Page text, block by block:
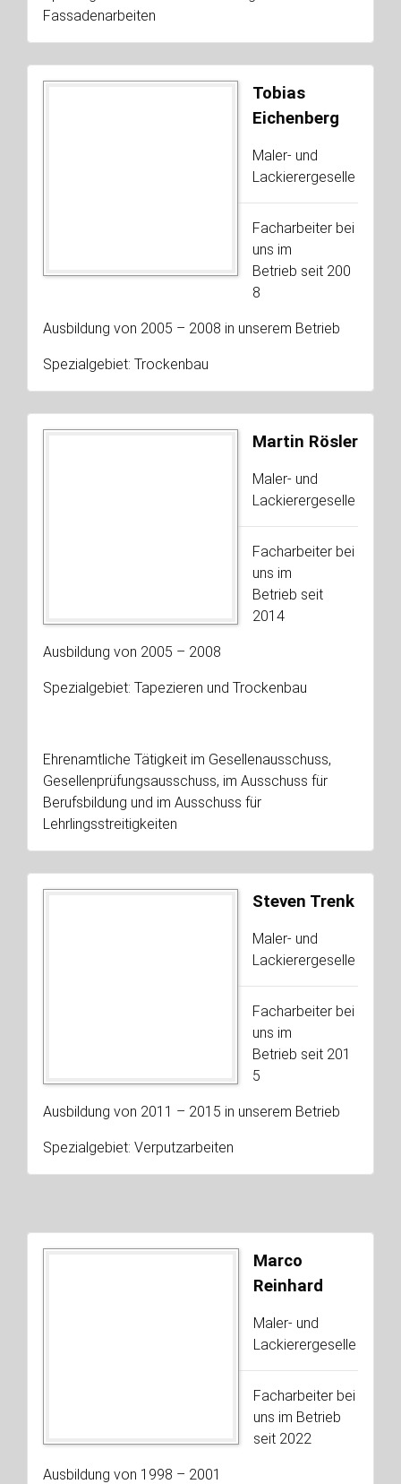
Fassadenarbeiten
Tobias
Eichenberg
Maler- und
Lackierergeselle
Facharbeiter bei
uns im
Betrieb seit 200
8
Ausbildung von 2005 – 2008 in unserem Betrieb
Spezialgebiet: Trockenbau
Martin Rösler
Maler- und
Lackierergeselle
Facharbeiter bei
uns im
Betrieb seit
2014
Ausbildung von 2005 – 2008
Spezialgebiet: Tapezieren und Trockenbau
Ehrenamtliche Tätigkeit im Gesellenausschuss,
Gesellenprüfungsausschuss, im Ausschuss für
Berufsbildung und im Ausschuss für
Lehrlingsstreitigkeiten
Steven Trenk
Maler- und
Lackierergeselle
Facharbeiter bei
uns im
Betrieb seit 201
5
Ausbildung von 2011 – 2015 in unserem Betrieb
Spezialgebiet: Verputzarbeiten
Marco
Reinhard
Maler- und
Lackierergeselle
Facharbeiter bei
uns im Betrieb
seit 2022
Ausbildung von 1998 – 2001